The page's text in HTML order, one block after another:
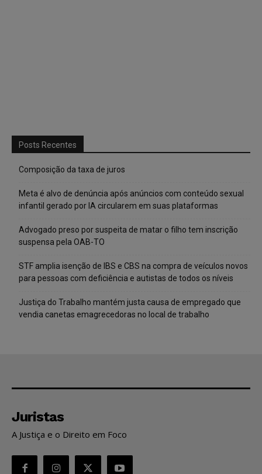
Posts Recentes
Composição da taxa de juros
Meta é alvo de denúncia após anúncios com conteúdo sexual
infantil gerado por IA circularem em suas plataformas
Advogado preso por suspeita de matar o filho tem inscrição
suspensa pela OAB-TO
STF amplia isenção de IBS e CBS na compra de veículos novos
para pessoas com deficiência e autistas de todos os níveis
Justiça do Trabalho mantém justa causa de empregado que
vendia canetas emagrecedoras no local de trabalho
Juristas
A Justiça e o Direito em Foco